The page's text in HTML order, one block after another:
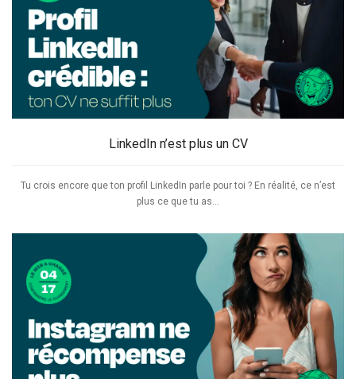
LinkedIn n’est plus un CV
Tu crois encore que ton profil LinkedIn parle pour toi ? En réalité, ce n’est
plus ce que tu as...